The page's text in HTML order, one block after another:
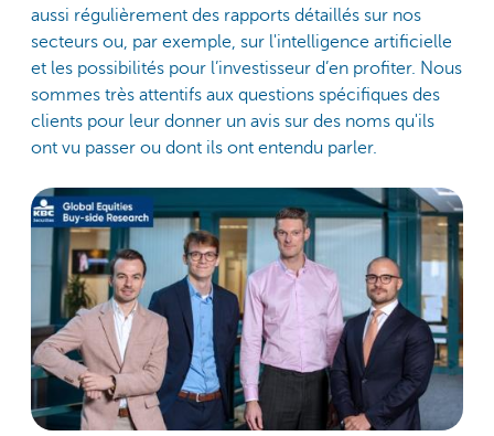
aussi régulièrement des rapports détaillés sur nos
secteurs ou, par exemple, sur l'intelligence artificielle
et les possibilités pour l’investisseur d’en profiter. Nous
sommes très attentifs aux questions spécifiques des
clients pour leur donner un avis sur des noms qu'ils
ont vu passer ou dont ils ont entendu parler.